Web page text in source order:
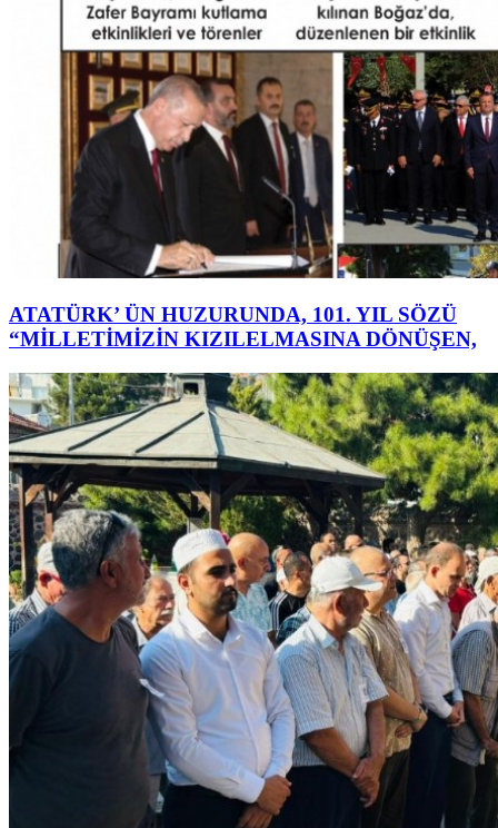
ATATÜRK’ ÜN HUZURUNDA, 101. YIL SÖZÜ
“MİLLETİMİZİN KIZILELMASINA DÖNÜŞEN,